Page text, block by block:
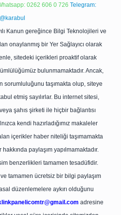
0262 606 0 726 Telegram:
@karabul
Kanun gereğince Bilgi Teknolojileri ve
onaylanmış bir Yer Sağlayıcı olarak
sitedeki içerikleri proaktif olarak
bulunmamaktadır. Ancak,
sorumluluğunu taşımakta olup, siteye
etmiş sayılırlar. Bu internet sitesi,
şahıs şirketi ile hiçbir bağlantısı
kendi hazırladığımız makaleler
içerikler haber niteliği taşımamakta
paylaşım yapılmamaktadır.
benzerlikleri tamamen tesadüfidir.
tamamen ücretsiz bir bilgi paylaşım
düzenlemelere aykırı olduğunu
adresine